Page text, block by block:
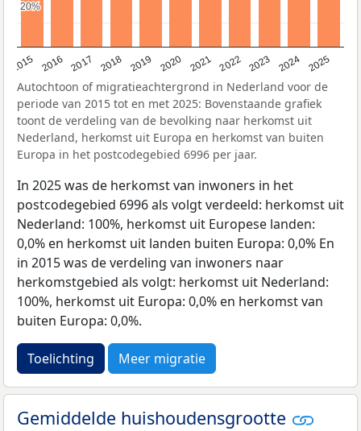
2015 2016 2017 2018 2019 2020 2021 2022 2023 2024 2025
20%
20%
Autochtoon of migratieachtergrond in Nederland voor de
periode van 2015 tot en met 2025: Bovenstaande grafiek
toont de verdeling van de bevolking naar herkomst uit
Nederland, herkomst uit Europa en herkomst van buiten
Europa in het postcodegebied 6996 per jaar.
In 2025 was de herkomst van inwoners in het
postcodegebied 6996 als volgt verdeeld: herkomst uit
Nederland: 100%, herkomst uit Europese landen:
0,0% en herkomst uit landen buiten Europa: 0,0% En
in 2015 was de verdeling van inwoners naar
herkomstgebied als volgt: herkomst uit Nederland:
100%, herkomst uit Europa: 0,0% en herkomst van
buiten Europa: 0,0%.
Toelichting Meer migratie
Gemiddelde huishoudensgrootte